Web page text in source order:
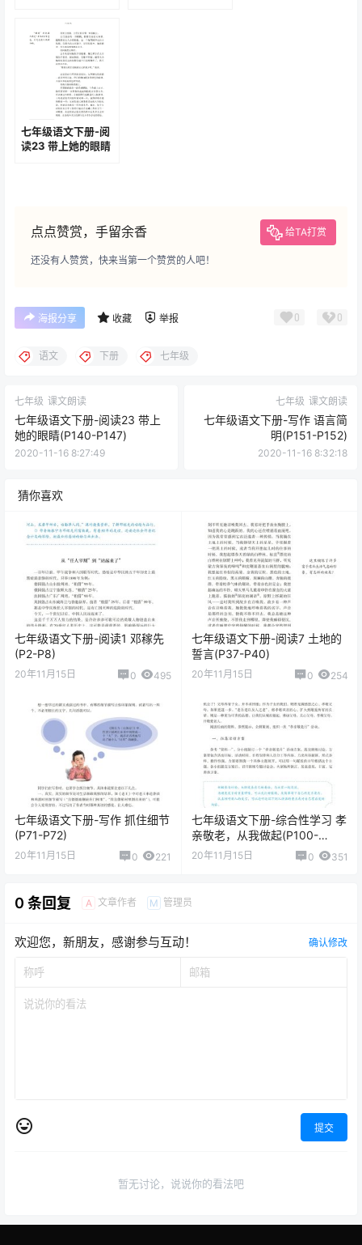
七年级语文下册-阅
读23 带上她的眼睛
点点赞赏，手留余香 给TA打赏
还没有人赞赏，快来当第一个赞赏的人吧！
海报分享 收藏 举报 0 0
语文 下册 七年级
七年级 课文朗读
七年级语文下册-阅读23 带上
她的眼睛(P140-P147)
2020-11-16 8:27:49
七年级 课文朗读
七年级语文下册-写作 语言简
明(P151-P152)
2020-11-16 8:32:18
猜你喜欢
七年级语文下册-阅读1 邓稼先
(P2-P8)
20年11月15日 0 495
七年级语文下册-阅读7 土地的
誓言(P37-P40)
20年11月15日 0 254
七年级语文下册-写作 抓住细节
(P71-P72)
20年11月15日 0 221
七年级语文下册-综合性学习 孝
亲敬老，从我做起(P100-
P104)
20年11月15日 0 351
0 条回复 A 文章作者 M 管理员
欢迎您，新朋友，感谢参与互动！ 确认修改
提交
暂无讨论，说说你的看法吧